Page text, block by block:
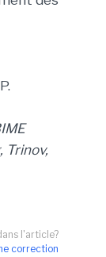
Trinov,
l'article?
correction